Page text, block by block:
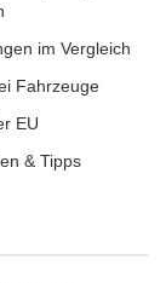
im Vergleich
Fahrzeuge
EU
& Tipps